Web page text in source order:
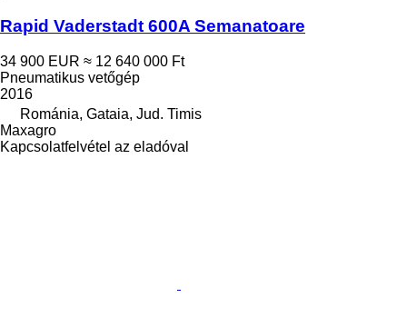
Rapid Vaderstadt 600A Semanatoare
34 900 EUR ≈ 12 640 000 Ft
Pneumatikus vetőgép
2016
Románia, Gataia, Jud. Timis
Maxagro
Kapcsolatfelvétel az eladóval